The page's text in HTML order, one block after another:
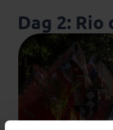
Dag 2: